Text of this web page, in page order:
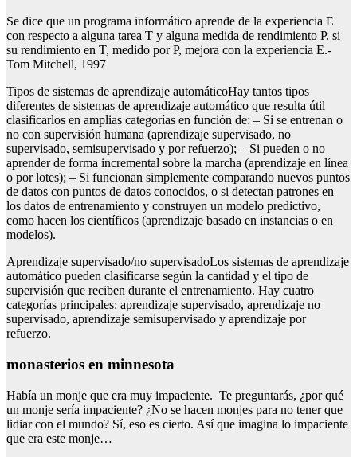
Se dice que un programa informático aprende de la experiencia E
con respecto a alguna tarea T y alguna medida de rendimiento P, si
su rendimiento en T, medido por P, mejora con la experiencia E.-
Tom Mitchell, 1997
Tipos de sistemas de aprendizaje automáticoHay tantos tipos
diferentes de sistemas de aprendizaje automático que resulta útil
clasificarlos en amplias categorías en función de: – Si se entrenan o
no con supervisión humana (aprendizaje supervisado, no
supervisado, semisupervisado y por refuerzo); – Si pueden o no
aprender de forma incremental sobre la marcha (aprendizaje en línea
o por lotes); – Si funcionan simplemente comparando nuevos puntos
de datos con puntos de datos conocidos, o si detectan patrones en
los datos de entrenamiento y construyen un modelo predictivo,
como hacen los científicos (aprendizaje basado en instancias o en
modelos).
Aprendizaje supervisado/no supervisadoLos sistemas de aprendizaje
automático pueden clasificarse según la cantidad y el tipo de
supervisión que reciben durante el entrenamiento. Hay cuatro
categorías principales: aprendizaje supervisado, aprendizaje no
supervisado, aprendizaje semisupervisado y aprendizaje por
refuerzo.
monasterios en minnesota
Había un monje que era muy impaciente. Te preguntarás, ¿por qué
un monje sería impaciente? ¿No se hacen monjes para no tener que
lidiar con el mundo? Sí, eso es cierto. Así que imagina lo impaciente
que era este monje…